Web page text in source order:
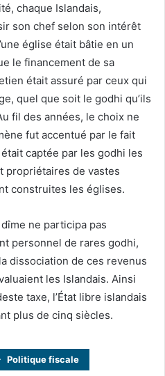
chaque Islandais,
son chef selon son intérêt
église était bâtie en un
le financement de sa
était assuré par ceux qui
quel que soit le godhi qu’ils
fil des années, le choix ne
fut accentué par le fait
captée par les godhi les
propriétaires de vastes
construites les églises.
ne participa pas
personnel de rares godhi,
dissociation de ces revenus
les Islandais. Ainsi
taxe, l’État libre islandais
plus de cinq siècles.
Politique fiscale